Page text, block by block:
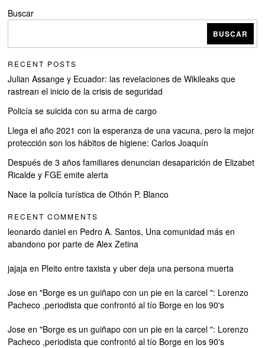
Buscar
BUSCAR
RECENT POSTS
Julian Assange y Ecuador: las revelaciones de Wikileaks que
rastrean el inicio de la crisis de seguridad
Policía se suicida con su arma de cargo
Llega el año 2021 con la esperanza de una vacuna, pero la mejor
protección son los hábitos de higiene: Carlos Joaquín
Después de 3 años familiares denuncian desaparición de Elizabet
Ricalde y FGE emite alerta
Nace la policía turística de Othón P. Blanco
RECENT COMMENTS
leonardo daniel en Pedro A. Santos, Una comunidad más en
abandono por parte de Alex Zetina
jajaja en Pleito entre taxista y uber deja una persona muerta
Jose en"Borge es un guiñapo con un pie en la carcel ": Lorenzo
Pacheco ,periodista que confrontó al tío Borge en los 90's
Jose en"Borge es un guiñapo con un pie en la carcel ": Lorenzo
Pacheco ,periodista que confrontó al tío Borge en los 90's